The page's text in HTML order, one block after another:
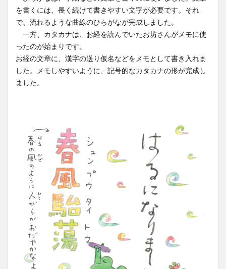
を書くには、長く続けて書きやすい文字が必要です。それ
で、流れるような曲線のひらがなが完成しました。
一方、カタカナは、お経を読んでいたお坊さんがメモに使
ったのが始まりです。
お経の文章に、漢字の送り仮名などをメモとして書き入れま
した。メモしやすいように、記号的なカタカナの形が完成し
ました。